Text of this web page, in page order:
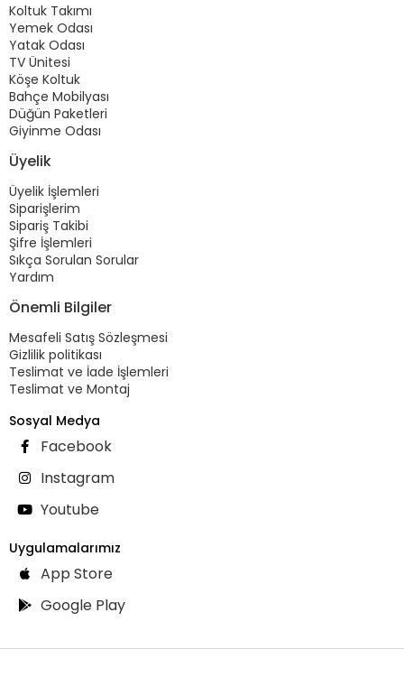
Koltuk Takımı
Yemek Odası
Yatak Odası
TV Ünitesi
Köşe Koltuk
Bahçe Mobilyası
Düğün Paketleri
Giyinme Odası
Üyelik
Üyelik İşlemleri
Siparişlerim
Sipariş Takibi
Şifre İşlemleri
Sıkça Sorulan Sorular
Yardım
Önemli Bilgiler
Mesafeli Satış Sözleşmesi
Gizlilik politikası
Teslimat ve İade İşlemleri
Teslimat ve Montaj
Sosyal Medya
Facebook
Instagram
Youtube
Uygulamalarımız
App Store
Google Play